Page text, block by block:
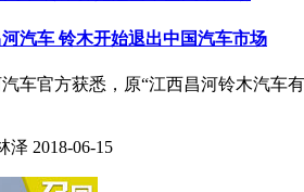
汽车 铃木开始退出中国汽车市场
车官方获悉，原“江西昌河铃木汽车
泽 2018-06-15